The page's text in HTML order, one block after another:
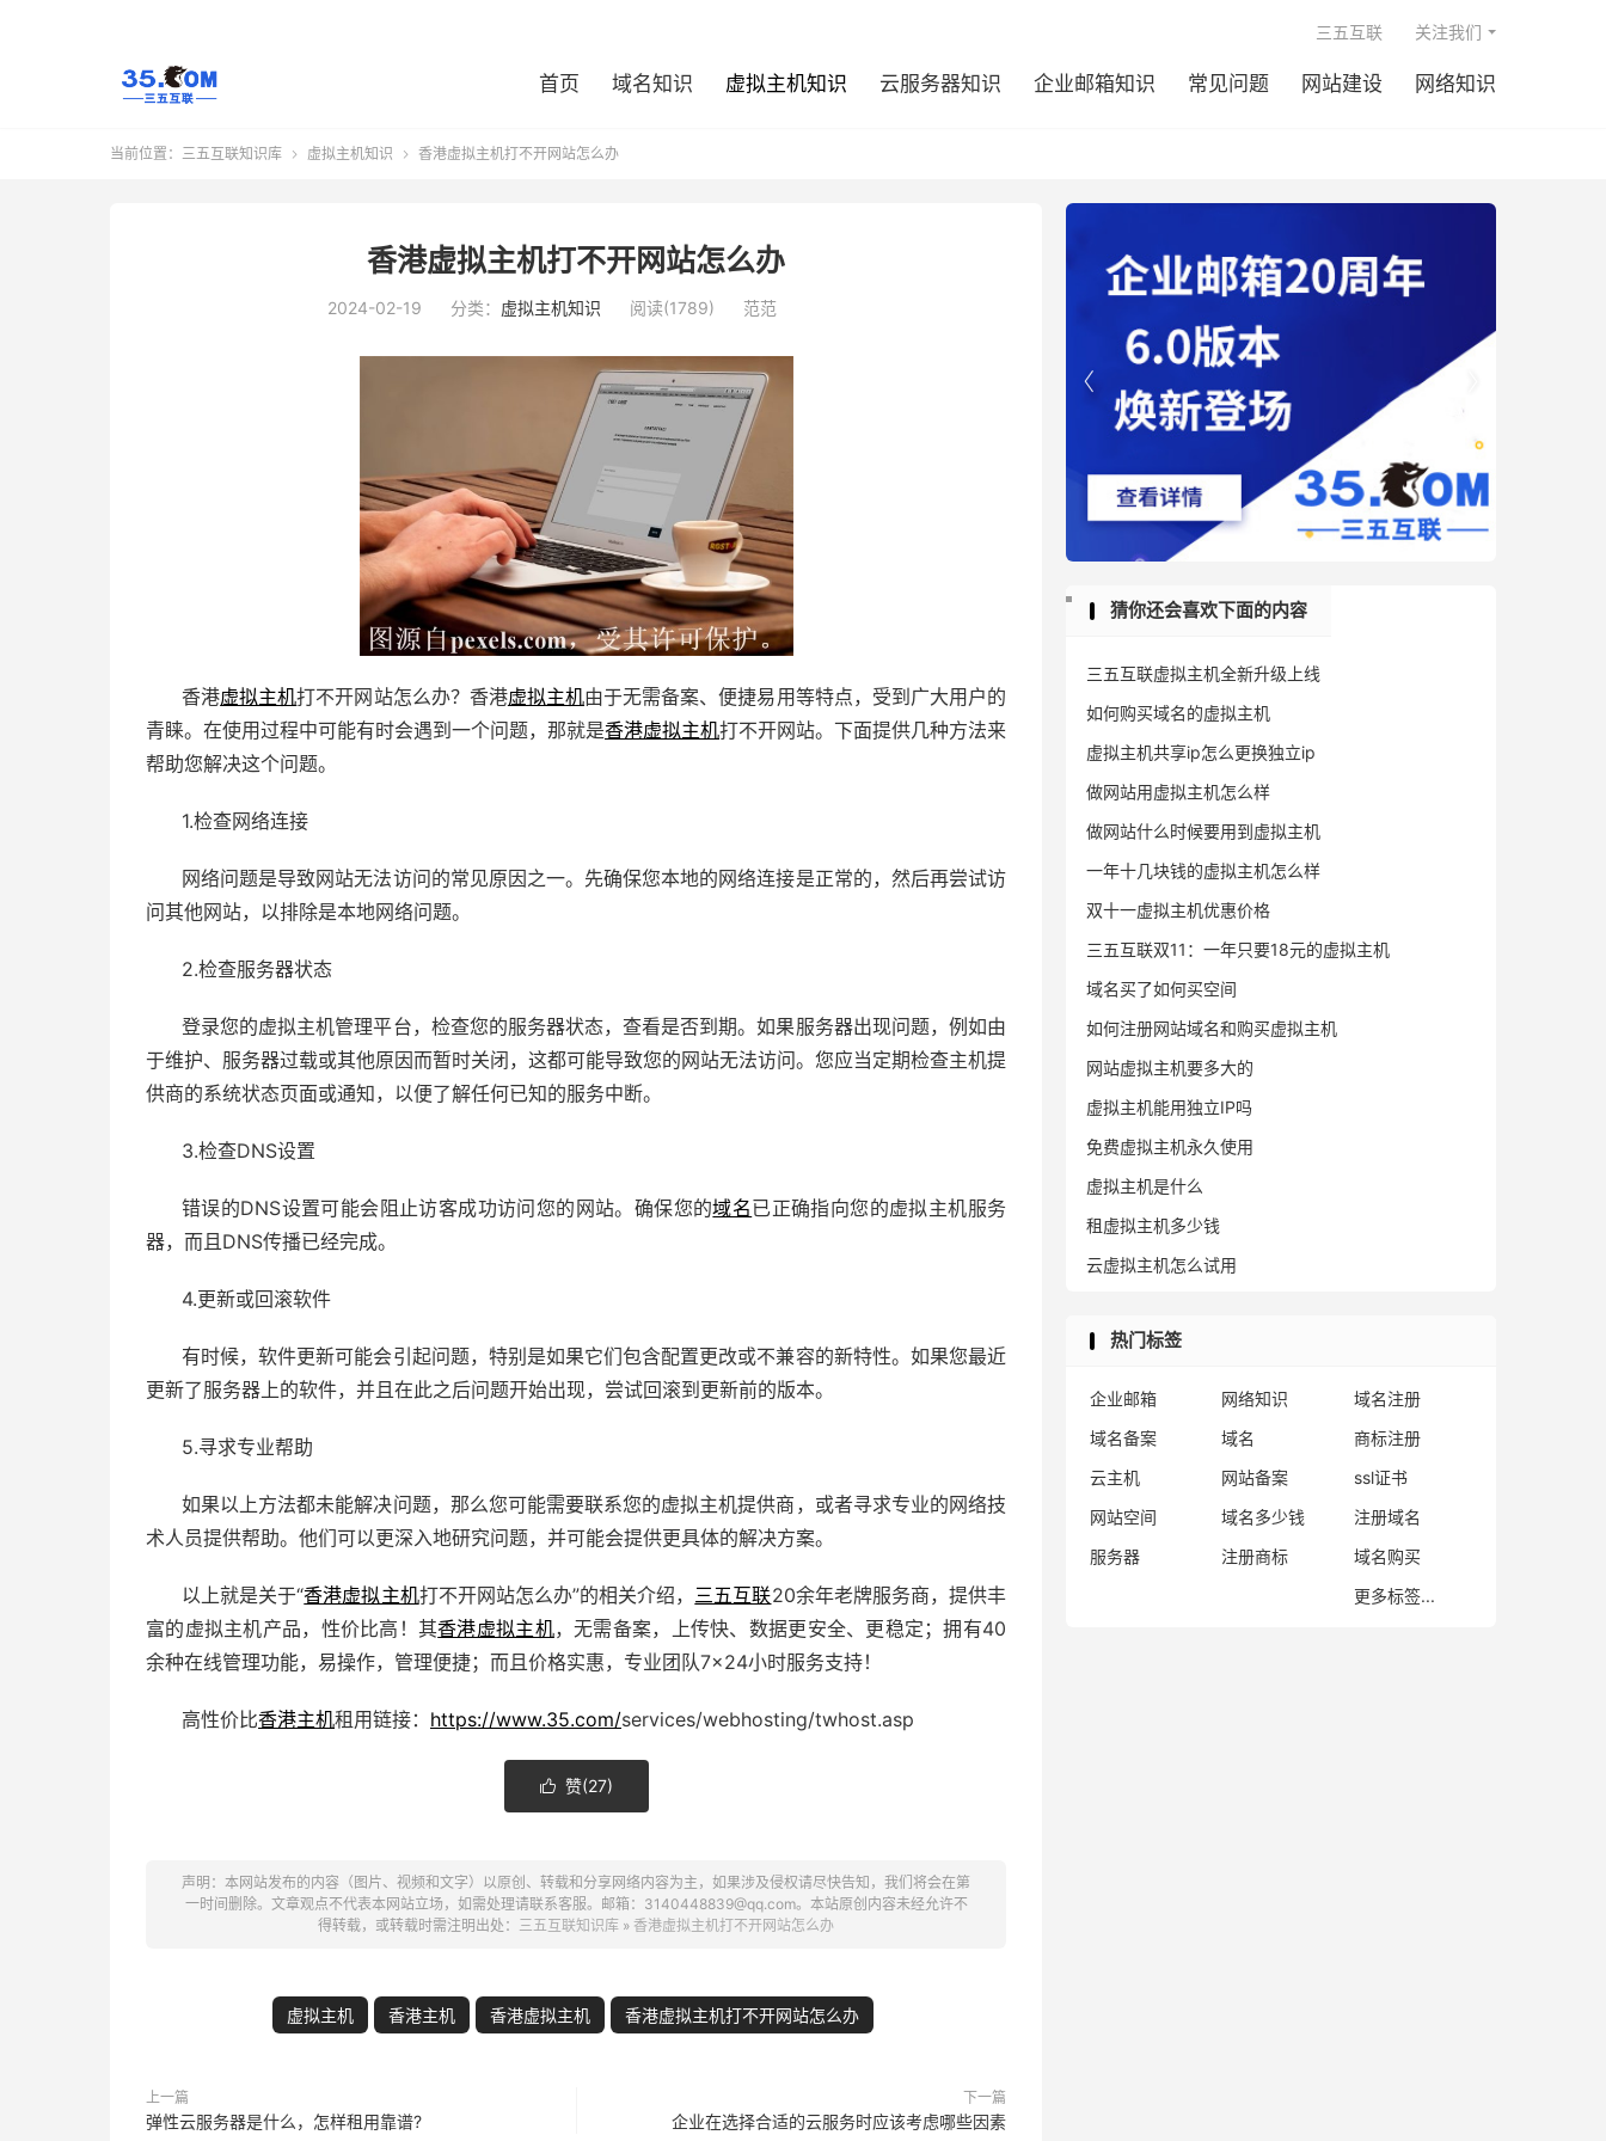
首页 域名知识 虚拟主机知识 云服务器知识 企业邮箱知识 常见问题 网站建设 网络知识
三五互联 关注我们
当前位置： 三五互联知识库  虚拟主机知识  香港虚拟主机打不开网站怎么办
香港虚拟主机打不开网站怎么办
2024-02-19 分类： 虚拟主机知识 阅读(1789) 范范
香港虚拟主机打不开网站怎么办？香港虚拟主机由于无需备案、便捷易用等特点，受到广大用户的
青睐。在使用过程中可能有时会遇到一个问题，那就是香港虚拟主机打不开网站。下面提供几种方法来
帮助您解决这个问题。
1.检查网络连接
网络问题是导致网站无法访问的常见原因之一。先确保您本地的网络连接是正常的，然后再尝试访
问其他网站，以排除是本地网络问题。
2.检查服务器状态
登录您的虚拟主机管理平台，检查您的服务器状态，查看是否到期。如果服务器出现问题，例如由
于维护、服务器过载或其他原因而暂时关闭，这都可能导致您的网站无法访问。您应当定期检查主机提
供商的系统状态页面或通知，以便了解任何已知的服务中断。
3.检查DNS设置
错误的DNS设置可能会阻止访客成功访问您的网站。确保您的域名已正确指向您的虚拟主机服务
器，而且DNS传播已经完成。
4.更新或回滚软件
有时候，软件更新可能会引起问题，特别是如果它们包含配置更改或不兼容的新特性。如果您最近
更新了服务器上的软件，并且在此之后问题开始出现，尝试回滚到更新前的版本。
5.寻求专业帮助
如果以上方法都未能解决问题，那么您可能需要联系您的虚拟主机提供商，或者寻求专业的网络技
术人员提供帮助。他们可以更深入地研究问题，并可能会提供更具体的解决方案。
以上就是关于“香港虚拟主机打不开网站怎么办”的相关介绍， 三五互联20余年老牌服务商，提供丰
富的虚拟主机产品，性价比高！其香港虚拟主机，无需备案，上传快、数据更安全、更稳定；拥有40
余种在线管理功能，易操作，管理便捷；而且价格实惠，专业团队7×24小时服务支持！
高性价比香港主机租用链接： https://www.35.com/services/webhosting/twhost.asp
 赞(27)
声明：本网站发布的内容（图片、视频和文字）以原创、转载和分享网络内容为主，如果涉及侵权请尽快告知，我们将会在第
一时间删除。文章观点不代表本网站立场，如需处理请联系客服。邮箱：3140448839@qq.com。本站原创内容未经允许不
得转载，或转载时需注明出处： 三五互联知识库 » 香港虚拟主机打不开网站怎么办
虚拟主机 香港主机 香港虚拟主机 香港虚拟主机打不开网站怎么办
上一篇
弹性云服务器是什么，怎样租用靠谱?
下一篇
企业在选择合适的云服务时应该考虑哪些因素

猜你还会喜欢下面的内容
三五互联虚拟主机全新升级上线
如何购买域名的虚拟主机
虚拟主机共享ip怎么更换独立ip
做网站用虚拟主机怎么样
做网站什么时候要用到虚拟主机
一年十几块钱的虚拟主机怎么样
双十一虚拟主机优惠价格
三五互联双11：一年只要18元的虚拟主机
域名买了如何买空间
如何注册网站域名和购买虚拟主机
网站虚拟主机要多大的
虚拟主机能用独立IP吗
免费虚拟主机永久使用
虚拟主机是什么
租虚拟主机多少钱
云虚拟主机怎么试用
热门标签
企业邮箱 网络知识
域名注册
域名备案
域名
商标注册
云主机
网站备案
ssl证书
网站空间
域名多少钱
注册域名
服务器
注册商标
域名购买
更多标签...